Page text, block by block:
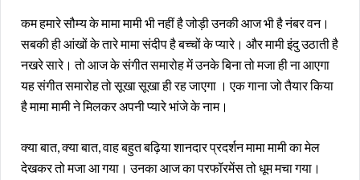
कम हमारे सौम्य के मामा मामी भी नहीं है जोड़ी उनकी आज भी है नंबर वन।
सबकी ही आंखों के तारे मामा संदीप है बच्चों के प्यारे। और मामी इंदु उठाती है
नखरे सारे। तो आज के संगीत समारोह में उनके बिना तो मजा ही ना आएगा
यह संगीत समारोह तो सूखा सूखा ही रह जाएगा । एक गाना जो तैयार किया
है मामा मामी ने मिलकर अपनी प्यारे भांजे के नाम।
क्या बात, क्या बात, वाह बहुत बढ़िया शानदार प्रदर्शन मामा मामी का मेल
देखकर तो मजा आ गया। उनका आज का परफॉरमेंस तो धूम मचा गया।